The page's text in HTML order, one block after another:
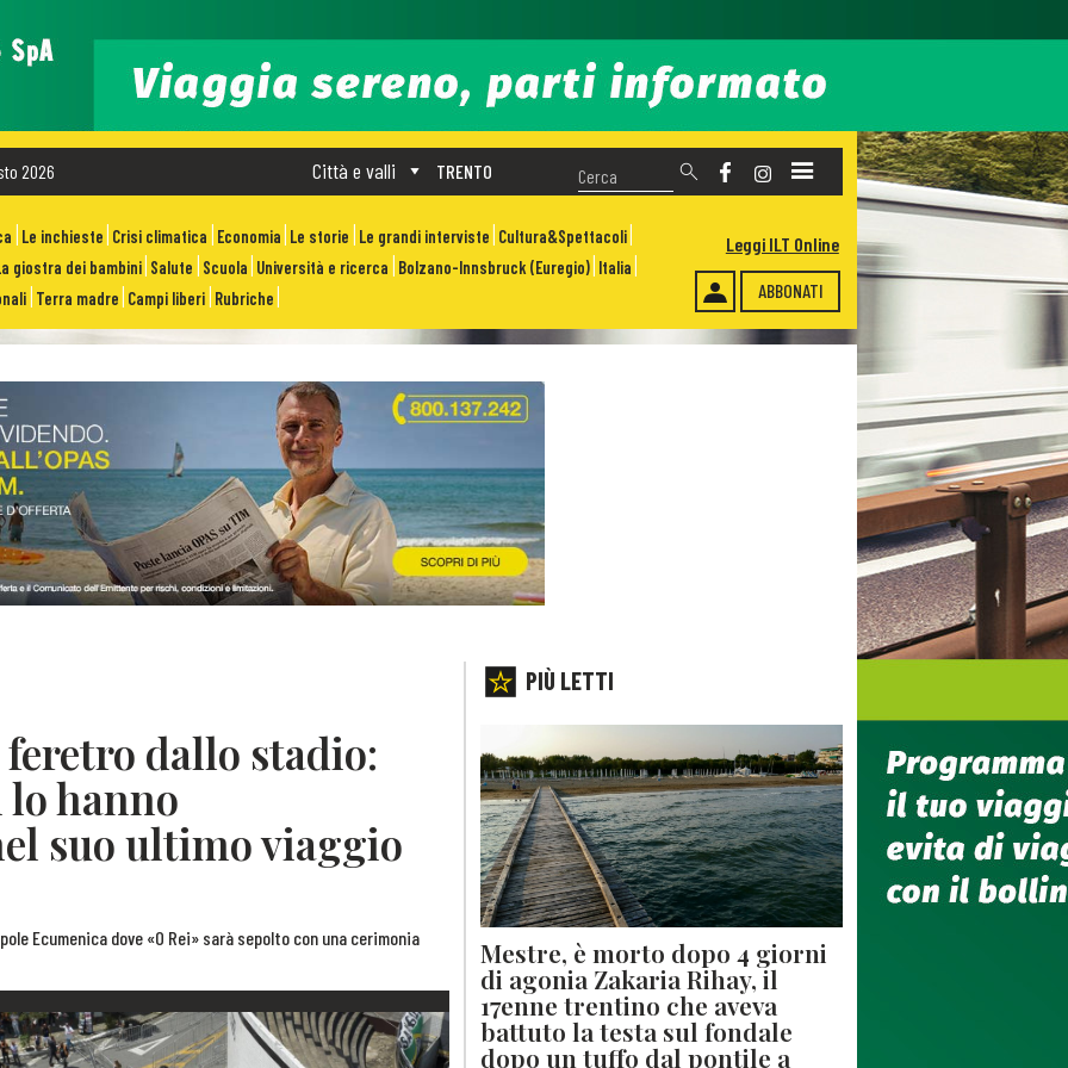
2026 TRENTO
Città e valli
Le inchieste Crisi climatica Economia Le storie Le grandi interviste Cultura&Spettacoli
giostra dei bambini Salute Scuola Università e ricerca Bolzano-Innsbruck (Euregio) Italia
Terra madre Campi liberi Rubriche ABBONATI
Leggi ILT Online
feretro dallo stadio:
hanno
suo ultimo viaggio
Ecumenica dove «O Rei» sarà sepolto con una cerimonia
PIÙ LETTI
Mestre, è morto dopo 4 giorni
di agonia Zakaria Rihay, il
17enne trentino che aveva
battuto la testa sul fondale
dopo un tuffo dal pontile a